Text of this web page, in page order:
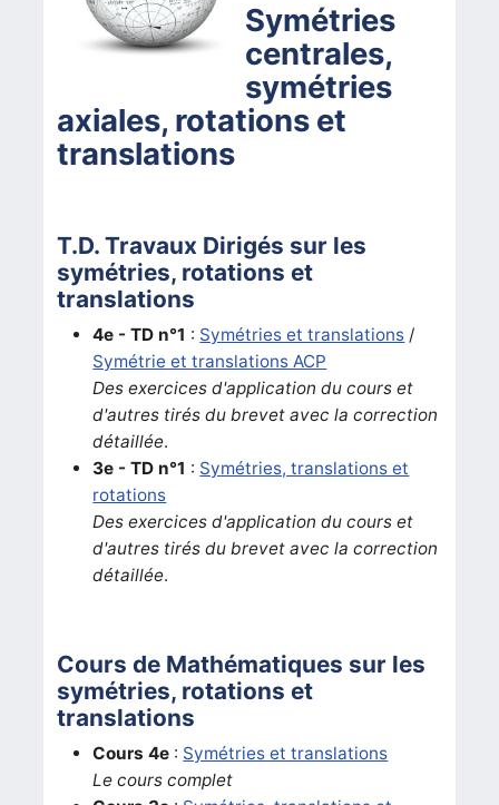
Symétries
centrales,
symétries
axiales, rotations et
translations
T.D. Travaux Dirigés sur les
symétries, rotations et
translations
4e - TD n°1 : Symétries et translations /
Symétrie et translations ACP
Des exercices d'application du cours et
d'autres tirés du brevet avec la correction
détaillée.
3e - TD n°1 : Symétries, translations et
rotations
Des exercices d'application du cours et
d'autres tirés du brevet avec la correction
détaillée.
Cours de Mathématiques sur les
symétries, rotations et
translations
Cours 4e : Symétries et translations
Le cours complet